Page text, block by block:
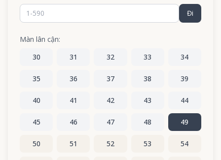
Đi
Màn lân cận:
30
31 32 33 34
35 36 37 38 39
40 41 42 43 44
45 46 47 48 49
50 51 52 53 54